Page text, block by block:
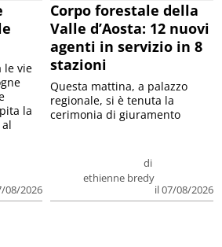
08/2026
le vie
la
Corpo forestale della
Valle d’Aosta: 12 nuovi
agenti in servizio in 8
stazioni
di
ethienne bredy
il 07/08/2026
Questa mattina, a palazzo
regionale, si è tenuta la
cerimonia di giuramento